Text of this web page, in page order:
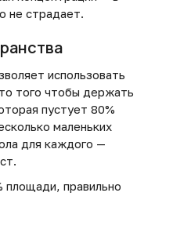
не страдает.
использовать
того чтобы держать
пустует 80%
маленьких
для каждого —
площади, правильно